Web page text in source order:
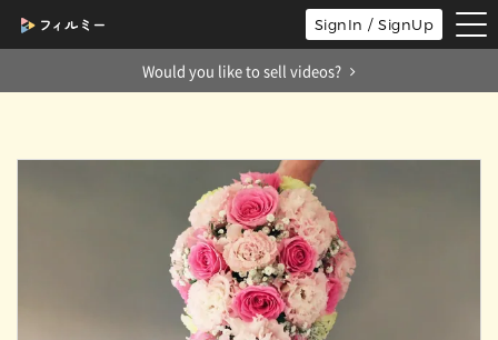
SignIn / SignUp
Would you like to sell videos?